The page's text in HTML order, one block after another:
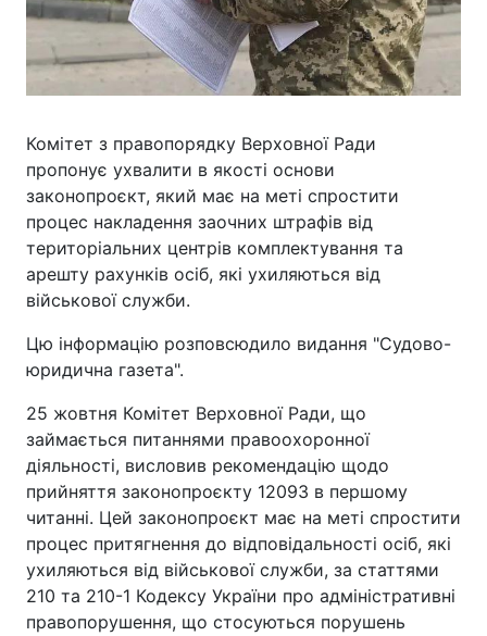
Комітет з правопорядку Верховної Ради
пропонує ухвалити в якості основи
законопроєкт, який має на меті спростити
процес накладення заочних штрафів від
територіальних центрів комплектування та
арешту рахунків осіб, які ухиляються від
військової служби.
Цю інформацію розповсюдило видання "Судово-
юридична газета".
25 жовтня Комітет Верховної Ради, що
займається питаннями правоохоронної
діяльності, висловив рекомендацію щодо
прийняття законопроєкту 12093 в першому
читанні. Цей законопроєкт має на меті спростити
процес притягнення до відповідальності осіб, які
ухиляються від військової служби, за статтями
210 та 210-1 Кодексу України про адміністративні
правопорушення, що стосуються порушень